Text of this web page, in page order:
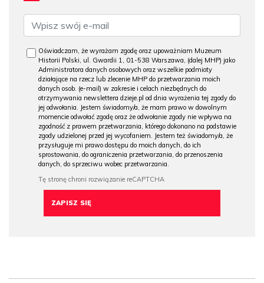
Oświadczam, że wyrażam zgodę oraz upoważniam Muzeum
Historii Polski, ul. Gwardii 1, 01-538 Warszawa, (dalej MHP) jako
Administratora danych osobowych oraz wszelkie podmioty
działające na rzecz lub zlecenie MHP do przetwarzania moich
danych osob. (e-mail) w zakresie i celach niezbędnych do
otrzymywania newslettera dzieje.pl od dnia wyrażenia tej zgody do
jej odwołania. Jestem świadomy/a, że mam prawo w dowolnym
momencie odwołać zgodę oraz że odwołanie zgody nie wpływa na
zgodność z prawem przetwarzania, którego dokonano na podstawie
zgody udzielonej przed jej wycofaniem. Jestem też świadomy/a, że
przysługuje mi prawo dostępu do moich danych, do ich
sprostowania, do ograniczenia przetwarzania, do przenoszenia
danych, do sprzeciwu wobec przetwarzania.